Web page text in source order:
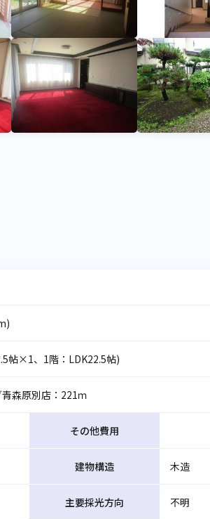
帖×1、1階：LDK22.5帖)
森原別店：221ｍ
その他費用
建物構造 木造
主要採光方向 不明